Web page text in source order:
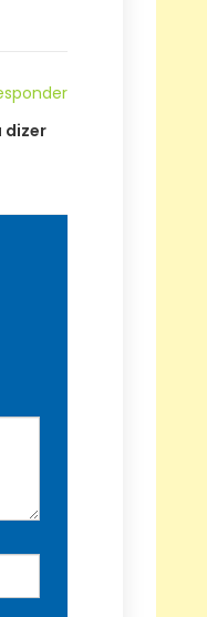
dizer